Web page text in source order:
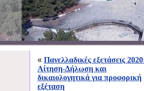
« Πανελλαδικές εξετάσεις
Αίτηση-Δήλωση και
δικαιολογητικά για προφορική
εξέταση